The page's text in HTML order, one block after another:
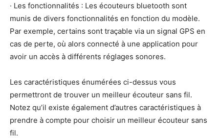
· Les fonctionnalités : Les écouteurs bluetooth sont
munis de divers fonctionnalités en fonction du modèle.
Par exemple, certains sont traçable via un signal GPS en
cas de perte, où alors connecté à une application pour
avoir un accès à différents réglages sonores.
Les caractéristiques énumérées ci-dessus vous
permettront de trouver un meilleur écouteur sans fil.
Notez qu’il existe également d’autres caractéristiques à
prendre à compte pour choisir un meilleur écouteur sans
fil.